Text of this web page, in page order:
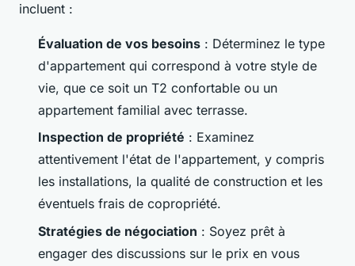
incluent :
Évaluation de vos besoins : Déterminez le type
d'appartement qui correspond à votre style de
vie, que ce soit un T2 confortable ou un
appartement familial avec terrasse.
Inspection de propriété : Examinez
attentivement l'état de l'appartement, y compris
les installations, la qualité de construction et les
éventuels frais de copropriété.
Stratégies de négociation : Soyez prêt à
engager des discussions sur le prix en vous